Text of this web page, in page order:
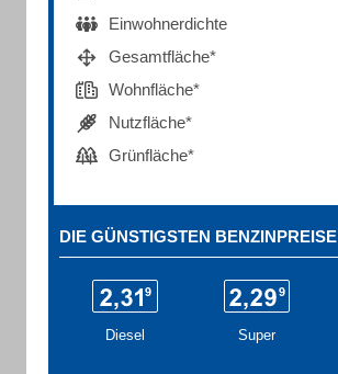
Einwohnerdichte
Gesamtfläche*
Wohnfläche*
Nutzfläche*
Grünfläche*
DIE GÜNSTIGSTEN BENZINPREISE
Diesel Super